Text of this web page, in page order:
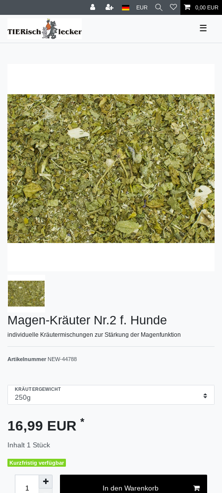
EUR 0,00 EUR
☰
Magen-Kräuter Nr.2 f. Hunde
individuelle Kräutermischungen zur Stärkung der Magenfunktion
Artikelnummer NEW-44788
KRÄUTERGEWICHT
16,99 EUR *
Inhalt 1 Stück
Kurzfristig verfügbar
In den Warenkorb